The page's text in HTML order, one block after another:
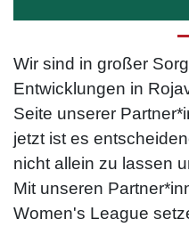
Wir sind in großer
Entwicklungen in
Seite unserer
jetzt ist es
nicht allein zu lassen
Mit unseren
Women's League